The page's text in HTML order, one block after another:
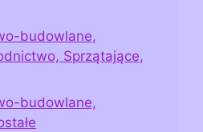
budowlane,
Sprzątające,
budowlane,